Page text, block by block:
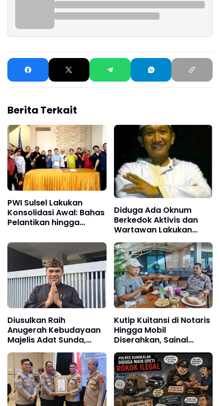
Berita Terkait
PWI Sulsel Lakukan
Konsolidasi Awal: Bahas
Pelantikan hingga
Diduga Ada Oknum
Berkedok Aktivis dan
Wartawan Lakukan
Dugaan Pemerasan,
Ketua LSM Forum
Rakyat Bersatu Minta
Aparat Bertindak
Diusulkan Raih
Anugerah Kebudayaan
Majelis Adat Sunda,
Kombes Hendra
Rochmawan, Tanggung
Jawab Bersama
Kutip Kuitansi di Notaris
Hingga Mobil
Diserahkan, Sainal
Lonard Bongkar Alur
Transaksi Lahan Tello
Baru